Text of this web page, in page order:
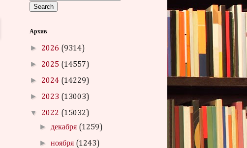
Search
Архив
► 2026 (9314)
► 2025 (14557)
► 2024 (14229)
► 2023 (13003)
▼ 2022 (15032)
► декабря (1259)
►ноября (1243)